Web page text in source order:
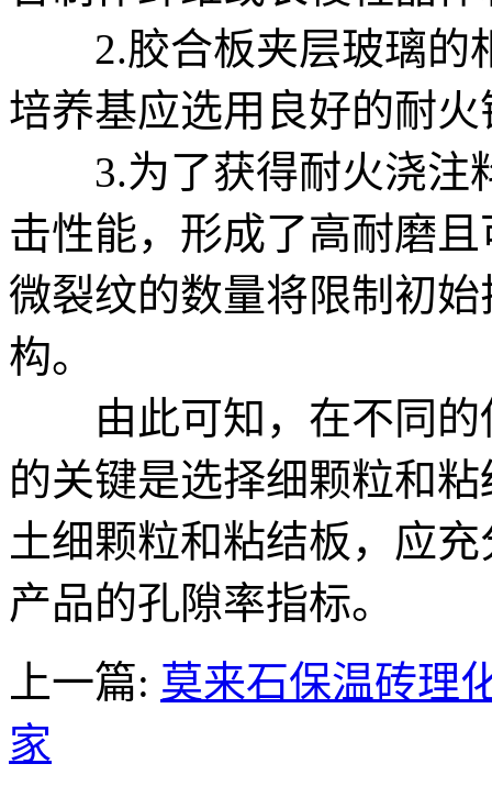
2.胶合板夹层玻璃的
培养基应选用良好的耐
3.为了获得耐火浇注
击性能，形成了高耐磨
微裂纹的数量将限制初
构。
由此可知，在不同的
的关键是选择细颗粒和
土细颗粒和粘结板，应
产品的孔隙率指标。
上一篇: 莫来石保温砖理
家